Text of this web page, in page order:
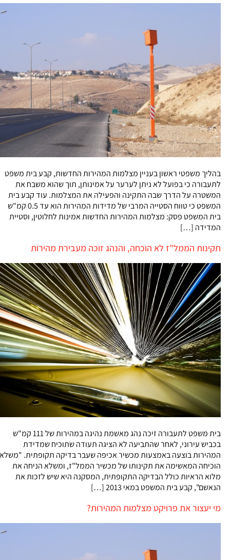
בהליך משפטי ראשון בעניין מצלמות המהירות החדשות, קבע בית משפט
לתעבורה כי בפועל לא ניתן לערער על אמינותן, תוך שהוא משבח את
המשטרה על הדרך שבה התקינה והפעילה את המצלמות. עוד קבע בית
המשפט כי טווח הסטייה המרבי של מדידות המהירות הוא עד 0.5 קמ"ש
בית המשפט פסק: מצלמות המהירות החדשות אמינות לחלוטין, וסטיית
המדידה […]
תקינות הממל"ז לא הוכחה, והנהג זוכה מעבירת מהירות
בית משפט לתעבורה זיכה נהג מאשמת נהיגה במהירות של 111 קמ"ש
בכביש עירוני, לאחר שהתביעה לא הציגה תעודה שתוכיח שמדידת
המהירות בוצעה באמצעות מכשיר אכיפה שעבר בדיקה תקופתית. "משלא
הוכיחה המאשימה את תקינותו של מכשיר הממל"ז, ומשלא הניחה את
מלוא הראיות כולל הבדיקה התקופתית, המסקנה היא שיש לזכות את
הנאשם", קבע בית המשפט במאי 2013 […]
מי יעצור את פרויקט מצלמות המהירות?